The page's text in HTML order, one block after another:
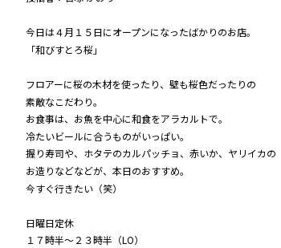
今日は４月１５日にオープンになったばかりのお店。
「和びすとろ桜」
フロアーに桜の木材を使ったり、壁も桜色だったりの
素敵なこだわり。
お食事は、お魚を中心に和食をアラカルトで。
冷たいビールに合うものがいっぱい。
握り寿司や、ホタテのカルパッチョ、赤いか、ヤリイカの
お造りなどなどが、本日のおすすめ。
今すぐ行きたい（笑）
日曜日定休
１７時半～２３時半（LO）